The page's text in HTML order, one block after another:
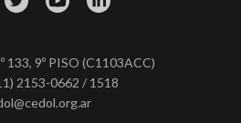
133, 9º PISO (C1103ACC)
2153-0662 / 1518